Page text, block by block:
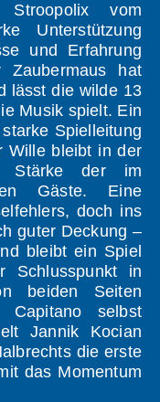
Stroopolix vom
Unterstützung
und Erfahrung
Zaubermaus hat
lässt die wilde 13
Musik spielt. Ein
Spielleitung
Wille bleibt in der
Stärke der im
Gäste. Eine
doch ins
guter Deckung –
bleibt ein Spiel
Schlusspunkt in
beiden Seiten
Capitano selbst
Jannik Kocian
die erste
das Momentum